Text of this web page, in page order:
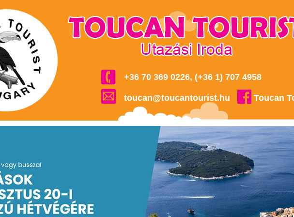
+36 70 369 0226, (+36 1) 707 4958
toucan@toucantourist.hu Toucan